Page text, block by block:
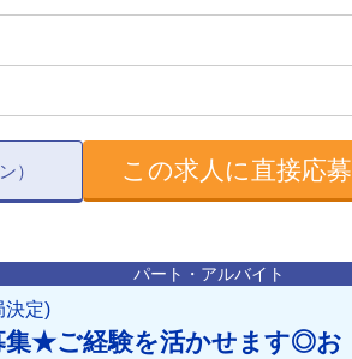
） この求人に直接応
パート・アルバイト
決定)
集★ご経験を活かせます◎お